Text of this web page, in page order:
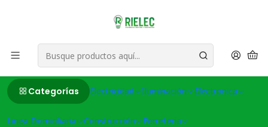
Categorías Electricidad Iluminación Electronica
Linea Domiciliaria Construcción Ferreteria